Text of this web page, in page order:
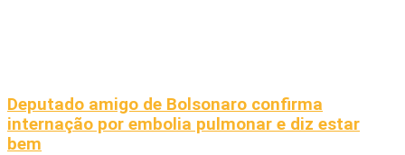
Deputado amigo de Bolsonaro confirma
internação por embolia pulmonar e diz estar
bem